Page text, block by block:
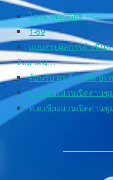
ไตรมาส3/2568
1-69
แบบสรุปผลการดำเนิน
สิงหาคม…
ต้อนรับ ดร.ธีระพงศ์ ยะ
ท.ต.เชียงม่วนเปิดด่าน
ท.ต.เชียงม่วนเปิดด่าน